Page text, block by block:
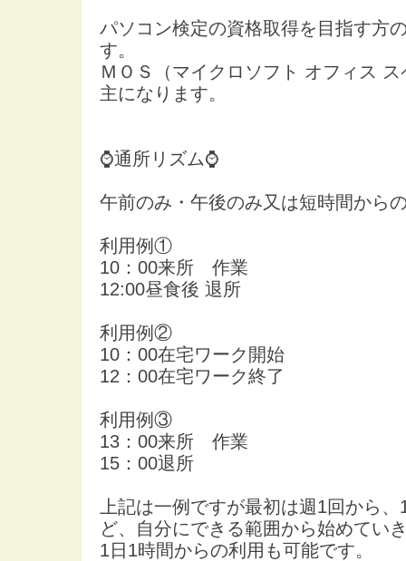
パソコン検定の資格取得を目指す方
す。
ＭＯＳ（マイクロソフト オフィス
主になります。
⌚通所リズム⌚
午前のみ・午後のみ又は短時間から
利用例①
10：00来所 作業
12:00昼食後 退所
利用例②
10：00在宅ワーク開始
12：00在宅ワーク終了
利用例③
13：00来所 作業
15：00退所
上記は一例ですが最初は週1回から
ど、自分にできる範囲から始めてい
1日1時間からの利用も可能です。